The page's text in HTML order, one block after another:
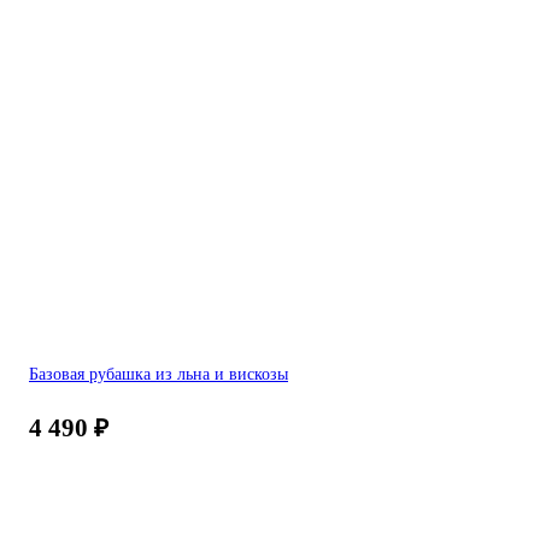
Базовая рубашка из льна и вискозы
4 490 ₽